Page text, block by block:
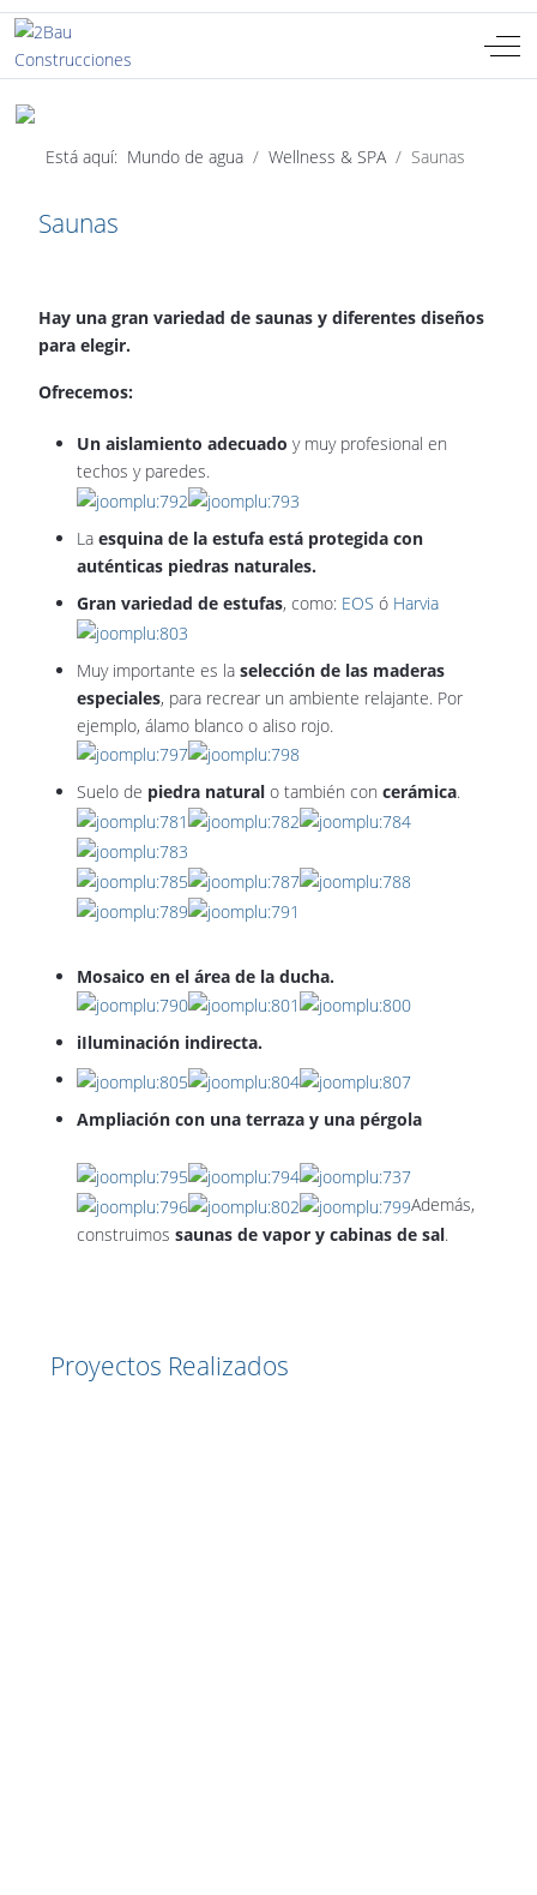
Off-
Está aquí: Mundo de agua Wellness & SPA Saunas
Seleccione su idioma
Saunas
Hay una gran variedad de saunas y diferentes diseños
para elegir.
Ofrecemos:
Un aislamiento adecuado y muy profesional en
techos y paredes.
La esquina de la estufa está protegida con
auténticas piedras naturales.
Gran variedad de estufas, como: EOS ó Harvia
Muy importante es la selección de las maderas
especiales, para recrear un ambiente relajante. Por
ejemplo, álamo blanco o aliso rojo.
Suelo de piedra natural o también con cerámica.
Mosaico en el área de la ducha.
iIluminación indirecta.
Ampliación con una terraza y una pérgola
Además,
construimos saunas de vapor y cabinas de sal.
Proyectos Realizados